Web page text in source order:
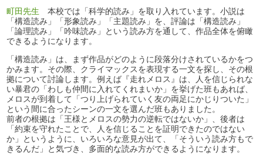
町田先生 本校では「科学的読み」を取り入れています。小説は
「構造読み」「形象読み」「主題読み」を、評論は「構造読み」
「論理読み」「吟味読み」という読み方を通して、作品全体を俯瞰
できるようになります。
「構造読み」は、まず作品がどのように段落分けされているかをつ
かみます。その際、クライマックスを表現する一文を探し、その根
拠について討論します。例えば『走れメロス』は、人を信じられな
い暴君の「わしも仲間に入れてくれまいか」を挙げた班もあれば、
メロスが到着して「つり上げられていく友の両足にかじりついた」
という間に合ったシーンの一文を選んだ班もありました。
前者の根拠は「王様とメロスの勢力の逆転ではないか」、後者は
「約束を守れたことで、人を信じることを証明できたのではない
か」というように、いろいろな意見が出て、「そういう読み方もで
きるんだ」と気づき、多面的な読み方ができるようになります。